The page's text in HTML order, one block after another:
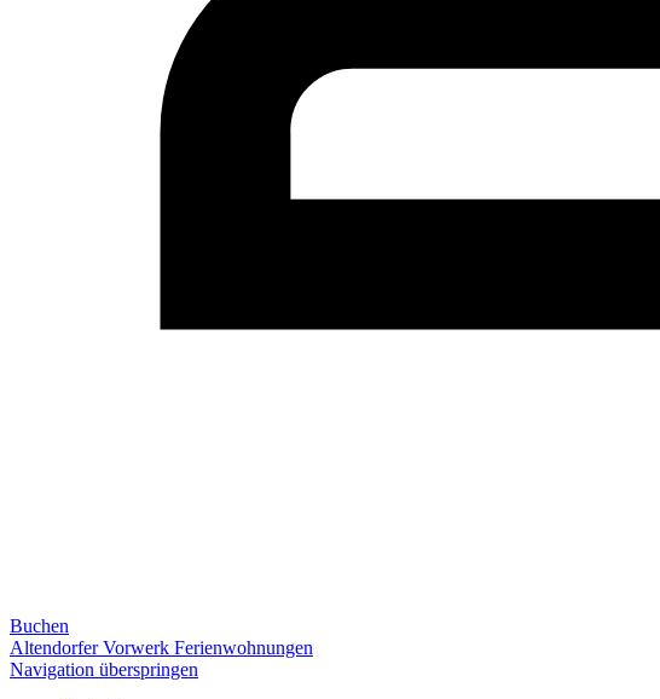
Buchen
Altendorfer Vorwerk Ferienwohnungen
Navigation überspringen